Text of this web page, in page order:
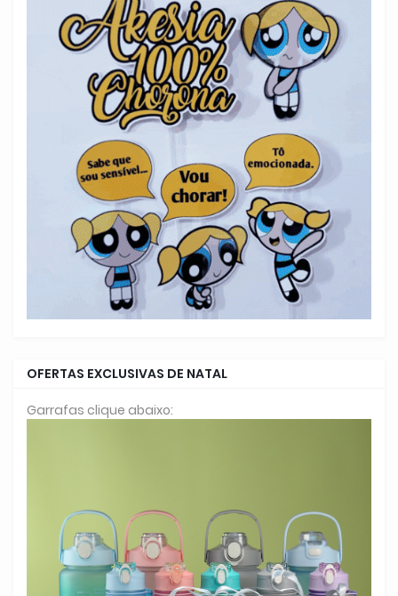
OFERTAS EXCLUSIVAS DE NATAL
Garrafas clique abaixo: